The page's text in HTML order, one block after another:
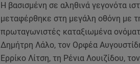
Η βασισμένη σε αληθινά γεγονότα
μεταφέρθηκε στη μεγάλη οθόνη με
πρωταγωνιστές καταξιωμένα
Δημήτρη Λάλο, τον Ορφέα
Ερρίκο Λίτση, τη Ρένια Λουιζίδου,